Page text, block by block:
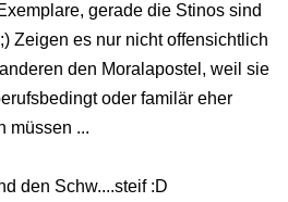
gerade die Stinos sind
Zeigen es nur nicht offensichtlich
den Moralapostel, weil sie
oder familär eher
müssen ...
den Schw....steif :D